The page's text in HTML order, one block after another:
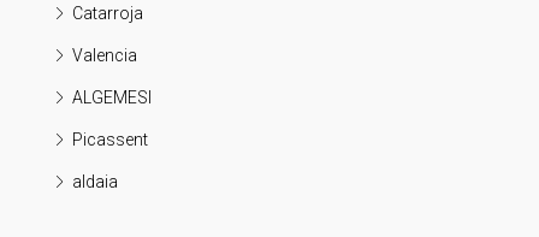
Catarroja
Valencia
ALGEMESI
Picassent
aldaia